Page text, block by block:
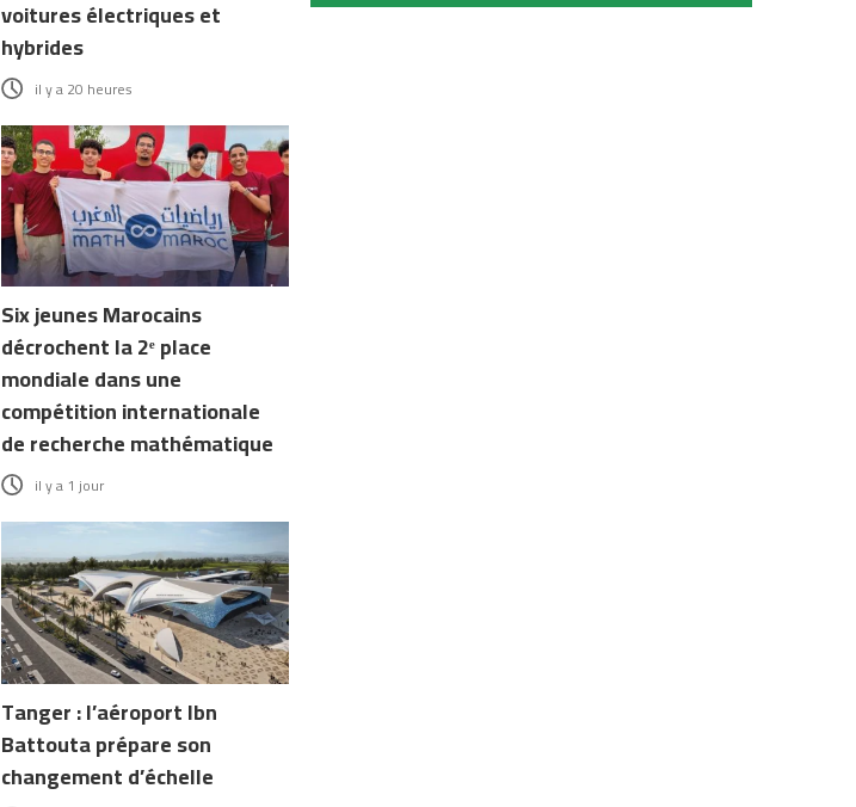
voitures électriques et
hybrides
il y a 20 heures
Six jeunes Marocains
décrochent la 2ᵉ place
mondiale dans une
compétition internationale
de recherche mathématique
il y a 1 jour
Tanger : l’aéroport Ibn
Battouta prépare son
changement d’échelle